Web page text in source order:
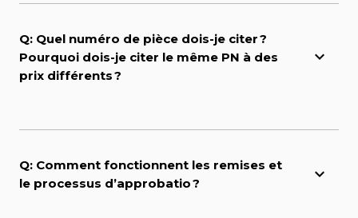
Q: Quel numéro de pièce dois-je citer ?
Pourquoi dois-je citer le même PN à des
prix différents ?
Q: Comment fonctionnent les remises et
le processus d’approbatio ?